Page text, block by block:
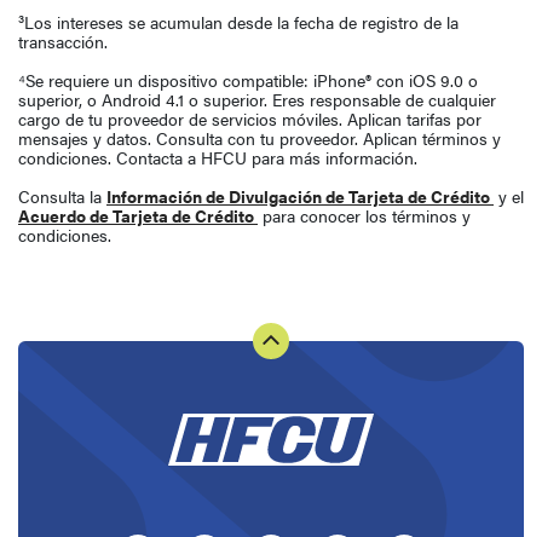
³Los intereses se acumulan desde la fecha de registro de la
transacción.
⁴Se requiere un dispositivo compatible: iPhone® con iOS 9.0 o
superior, o Android 4.1 o superior. Eres responsable de cualquier
cargo de tu proveedor de servicios móviles. Aplican tarifas por
mensajes y datos. Consulta con tu proveedor. Aplican términos y
condiciones. Contacta a HFCU para más información.
Consulta la Información de Divulgación de Tarjeta de Crédito y el
Acuerdo de Tarjeta de Crédito para conocer los términos y
condiciones.